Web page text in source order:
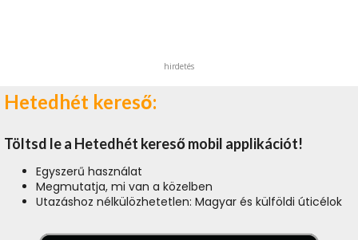
hirdetés
Hetedhét kereső:
Töltsd le a Hetedhét kereső mobil applikációt!
Egyszerű használat
Megmutatja, mi van a közelben
Utazáshoz nélkülözhetetlen: Magyar és külföldi úticélok